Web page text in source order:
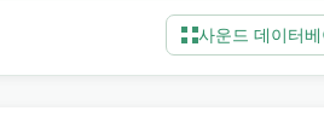
니다.
사운드 데이터